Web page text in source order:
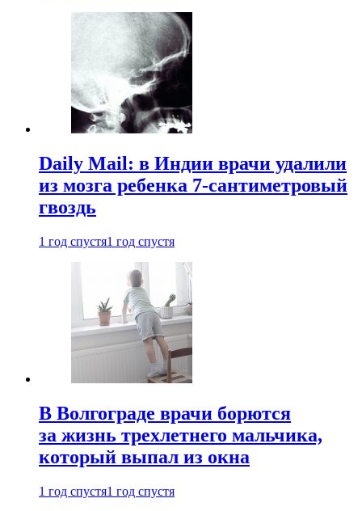
Daily Mail: в Индии врачи удалили
из мозга ребенка 7-сантиметровый
гвоздь
1 год спустя1 год спустя
В Волгограде врачи борются
за жизнь трехлетнего мальчика,
который выпал из окна
1 год спустя1 год спустя